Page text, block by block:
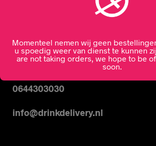
CONTACT
0644303030
info@drinkdelivery.nl
Momenteel nemen wij geen
u spoedig weer van dienst te kunnen
are not taking orders, we hope to be
soon.